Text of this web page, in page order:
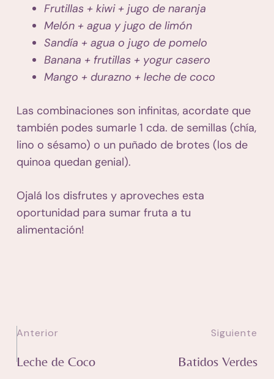
Frutillas + kiwi + jugo de naranja
Melón + agua y jugo de limón
Sandía + agua o jugo de pomelo
Banana + frutillas + yogur casero
Mango + durazno + leche de coco
Las combinaciones son infinitas, acordate que
también podes sumarle 1 cda. de semillas (chía,
lino o sésamo) o un puñado de brotes (los de
quinoa quedan genial).
Ojalá los disfrutes y aproveches esta
oportunidad para sumar fruta a tu
alimentación!
Anterior Siguiente
Leche de Coco Batidos Verdes